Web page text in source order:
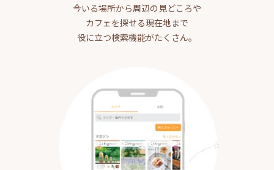
今いる場所から周辺の見どころや
カフェを探せる現在地まで
役に立つ検索機能がたくさん。